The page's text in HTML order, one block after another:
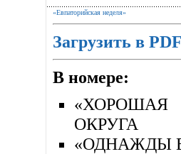
«Евпаторийская неделя»
Загрузить в
В номере:
«ХОРОШАЯ
ОКРУГА
«ОДНАЖДЫ